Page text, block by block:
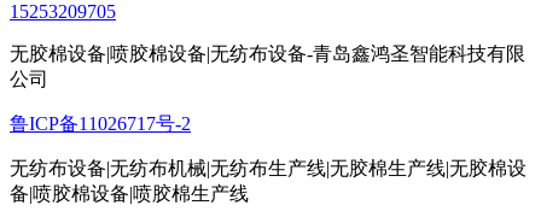
15253209705
无胶棉设备|喷胶棉设备|无纺布设备-青岛鑫鸿圣智能科技有限
公司
鲁ICP备11026717号-2
无纺布设备|无纺布机械|无纺布生产线|无胶棉生产线|无胶棉设
备|喷胶棉设备|喷胶棉生产线